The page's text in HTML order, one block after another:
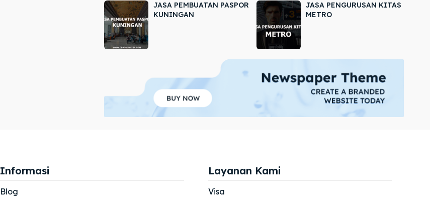
JASA PEMBUATAN PASPOR
KUNINGAN
JASA PENGURUSAN KITAS
METRO
Informasi
Blog
Layanan Kami
Visa